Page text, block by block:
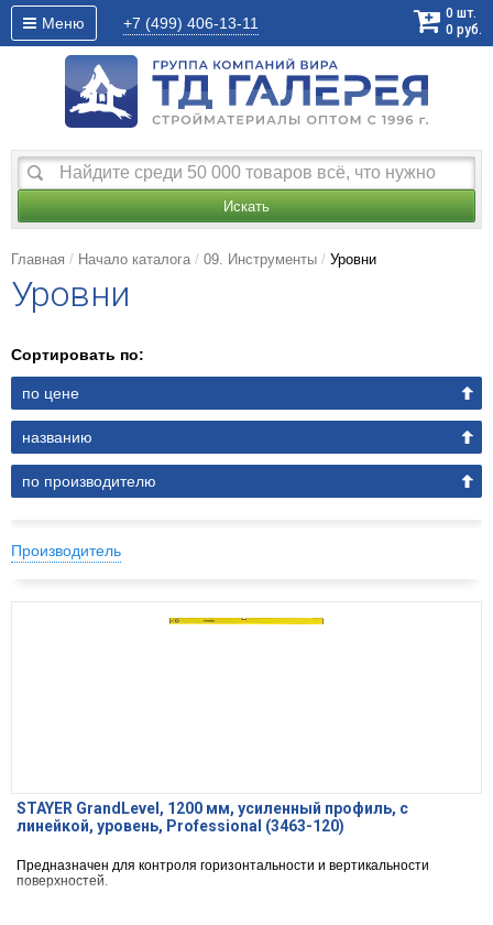
Меню +7 (499) 406-13-11
0 шт.
0 руб.
Искать
Главная Начало каталога 09. Инструменты Уровни
Уровни
Сортировать по:
по цене
названию
по производителю
Производитель
STAYER GrandLevel, 1200 мм, усиленный профиль, с
линейкой, уровень, Professional (3463-120)
Предназначен для контроля горизонтальности и вертикальности
поверхностей.